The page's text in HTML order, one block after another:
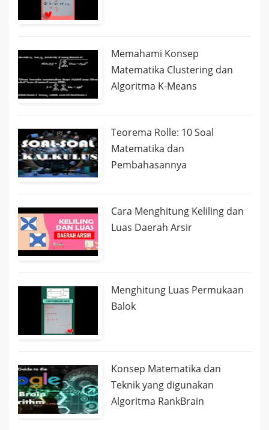
Memahami Konsep
Matematika Clustering dan
Algoritma K-Means
Teorema Rolle: 10 Soal
Matematika dan
Pembahasannya
Cara Menghitung Keliling dan
Luas Daerah Arsir
Menghitung Luas Permukaan
Balok
Konsep Matematika dan
Teknik yang digunakan
Algoritma RankBrain